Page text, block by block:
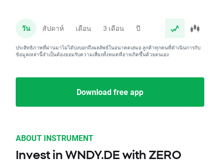
วัน สัปดาห์ เดือน 3 เดือน ปี
ประสิทธิภาพที่ผ่านมาไม่ได้บ่งบอกถึงผลลัพธ์ในอนาคตเสมอ ลูกค้าทุกคนที่ดำเนินการกับ
ข้อมูลเหล่านี้จำเป็นต้องยอมรับความเสี่ยงทั้งหมดที่อาจเกิดขึ้นด้วยตนเอง
Download free app
ABOUT INSTRUMENT
Invest in WNDY.DE with ZERO